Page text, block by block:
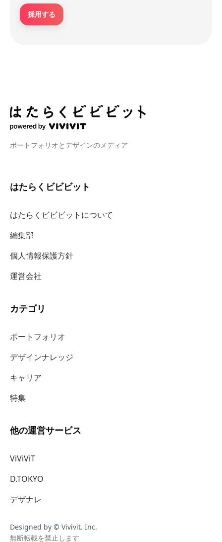
採用する
ポートフォリオとデザインのメディア
はたらくビビビット
はたらくビビビットについて
編集部
個人情報保護方針
運営会社
カテゴリ
ポートフォリオ
デザインナレッジ
キャリア
特集
他の運営サービス
ViViViT
D.TOKYO
デザナレ
Designed by © Vivivit. Inc.
無断転載を禁止します